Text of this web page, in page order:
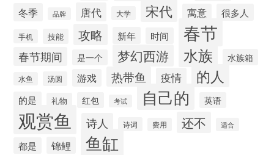
冬季 品牌 唐代 大学 宋代 寓意 很多人
手机 技能 攻略 新年 时间 春节
春节期间 是一个 梦幻西游 水族 水族箱
水鱼 汤圆 游戏 热带鱼 疫情 的人
的是 礼物 红包 考试 自己的 英语
观赏鱼 诗人 诗词 费用 还不 适合
都是 锦鲤 鱼缸